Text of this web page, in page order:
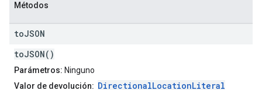
Métodos
toJSON
toJSON()
Parámetros: Ninguno
Valor de devolución: DirectionalLocationLiteral